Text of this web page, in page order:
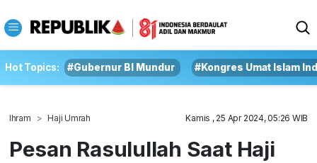
Hot Topics: #Gubernur BI Mundur #Kongres Umat Islam
Ihram Haji Umrah Kamis , 25 Apr 2024, 05:26 WIB
Pesan Rasulullah Saat Haji